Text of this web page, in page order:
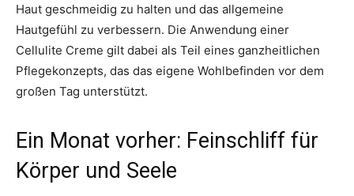
Haut geschmeidig zu halten und das allgemeine
Hautgefühl zu verbessern. Die Anwendung einer
Cellulite Creme gilt dabei als Teil eines ganzheitlichen
Pflegekonzepts, das das eigene Wohlbefinden vor dem
großen Tag unterstützt.
Ein Monat vorher: Feinschliff für
Körper und Seele